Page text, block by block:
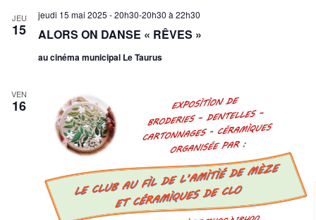
JEU
15 ALORS ON DANSE « RÊVES »
jeudi 15 mai 2025 - 20h30-20h30 à 22h30
au cinéma municipal Le Taurus
VEN
16